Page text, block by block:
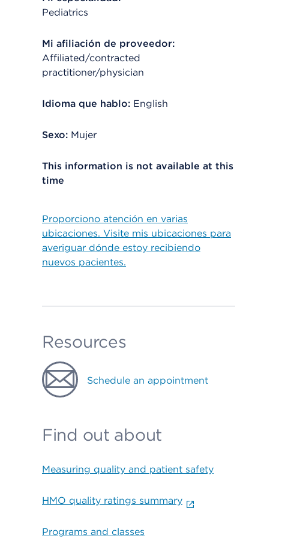
Pediatrics
Mi afiliación de proveedor:
Affiliated/contracted
practitioner/physician
Idioma que hablo: English
Sexo: Mujer
This information is not available at this
time
Proporciono atención en varias
ubicaciones. Visite mis ubicaciones para
averiguar dónde estoy recibiendo
nuevos pacientes.
Resources
Schedule an appointment
Find out about
Measuring quality and patient safety
HMO quality ratings summary
Programs and classes